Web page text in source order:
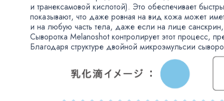
и транексамовой кислотой). Это обеспечивает
показывают, что даже ровная на вид кожа может
и на любую часть тела, даже если на лице санскрин,
Сыворотка Melanoshot контролирует этот процесс,
Благодаря структуре двойной микроэмульсии